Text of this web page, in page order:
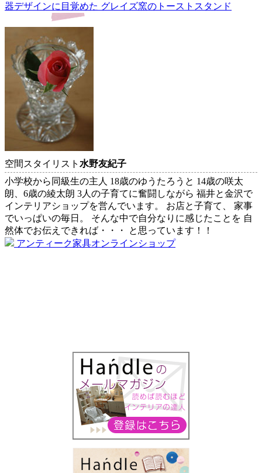
器デザインに目覚めた グレイズ窯のトーストスタンド
空間スタイリスト 水野友紀子
小学校から同級生の主人 18歳のゆうたろうと 14歳の咲太
朗、6歳の綾太朗 3人の子育てに奮闘しながら 福井と金沢で
インテリアショップを営んでいます。 お店と子育て、 家事
でいっぱいの毎日。 そんな中で自分なりに感じたことを 自
然体でお伝えできれば・・・ と思っています！！
アンティーク家具オンラインショップ